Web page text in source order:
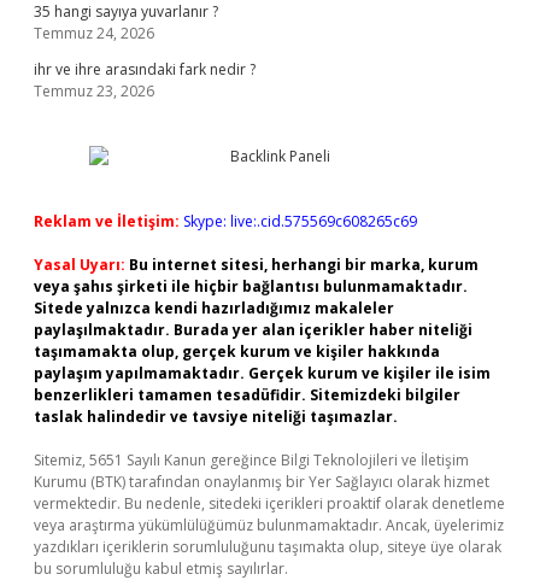
35 hangi sayıya yuvarlanır ?
Temmuz 24, 2026
ihr ve ihre arasındaki fark nedir ?
Temmuz 23, 2026
Reklam ve İletişim: Skype: live:.cid.575569c608265c69
Yasal Uyarı: Bu internet sitesi, herhangi bir marka, kurum
veya şahıs şirketi ile hiçbir bağlantısı bulunmamaktadır.
Sitede yalnızca kendi hazırladığımız makaleler
paylaşılmaktadır. Burada yer alan içerikler haber niteliği
taşımamakta olup, gerçek kurum ve kişiler hakkında
paylaşım yapılmamaktadır. Gerçek kurum ve kişiler ile isim
benzerlikleri tamamen tesadüfidir. Sitemizdeki bilgiler
taslak halindedir ve tavsiye niteliği taşımazlar.
Sitemiz, 5651 Sayılı Kanun gereğince Bilgi Teknolojileri ve İletişim
Kurumu (BTK) tarafından onaylanmış bir Yer Sağlayıcı olarak hizmet
vermektedir. Bu nedenle, sitedeki içerikleri proaktif olarak denetleme
veya araştırma yükümlülüğümüz bulunmamaktadır. Ancak, üyelerimiz
yazdıkları içeriklerin sorumluluğunu taşımakta olup, siteye üye olarak
bu sorumluluğu kabul etmiş sayılırlar.